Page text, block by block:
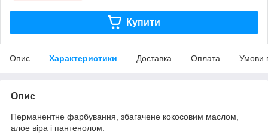
Купити
Опис Характеристики Доставка Оплата Умови
Опис
Перманентне фарбування, збагачене кокосовим маслом,
алое віра і пантенолом.